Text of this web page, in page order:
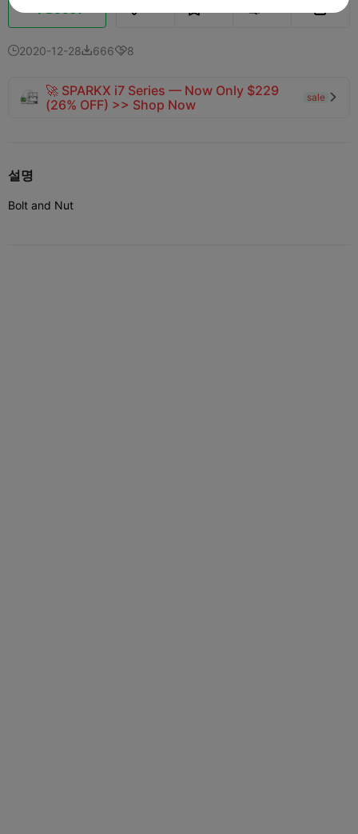
2020-12-286668
🚀 SPARKX i7 Series — Now Only $229
(26% OFF) >> Shop Now
sale 
설명
Bolt and Nut